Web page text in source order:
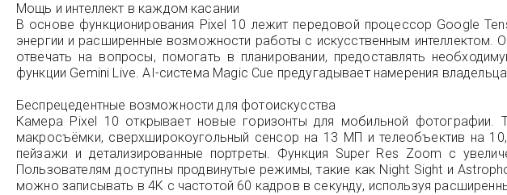
Мощь и интеллект в каждом касании
В основе функционирования Pixel 10 лежит передовой процессор Google
энергии и расширенные возможности работы с искусственным
отвечать на вопросы, помогать в планировании, предоставлять
функции Gemini Live. AI-система Magic Cue предугадывает намерения
Беспрецедентные возможности для фотоискусства
Камера Pixel 10 открывает новые горизонты для мобильной
макросъёмки, сверхширокоугольный сенсор на 13 МП и телеобъектив на
пейзажи и детализированные портреты. Функция Super Res Zoom с
Пользователям доступны продвинутые режимы, такие как Night Sight и
можно записывать в 4K с частотой 60 кадров в секунду, используя